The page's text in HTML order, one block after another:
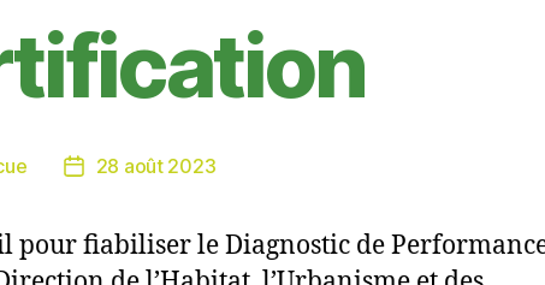
Date28 août 2023
pour fiabiliser le Diagnostic de